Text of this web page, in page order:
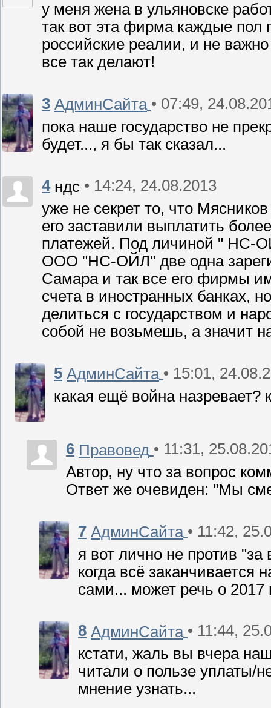
у меня жена в ульяновске
так вот эта фирма каждые пол
российские реалии, и не
все так делают!
3 АдминСайта • 07:49,
пока наше государство не
будет..., я бы так сказал...
4 ндс • 14:24, 24.08.2013
уже не секрет то, что
его заставили выплатить
платежей. Под личиной " НС-
ООО "НС-ОЙЛ" две одна
Самара и так все его фирмы
счета в иностранных банках,
делиться с государством и
собой не возьмешь, а значит
5 АдминСайта • 15:01,
какая ещё война назревает?
6 Правовед • 11:31,
Автор, ну что за вопрос
Ответ же очевиден: "Мы
7 АдминСайта • 11:42,
я вот лично не против "за
когда всё
сами... может речь о 2017
8 АдминСайта • 11:44,
кстати, жаль вы вчера
читали о пользе уплаты/
мнение узнать...